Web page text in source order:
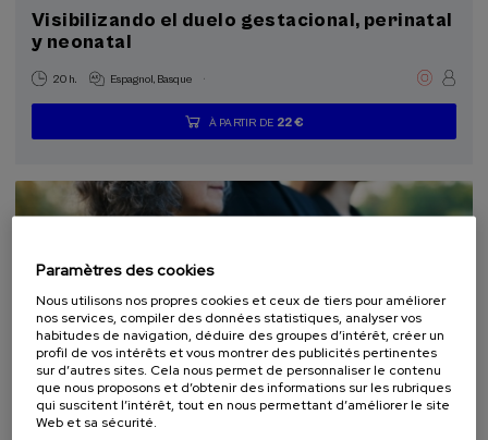
Visibilizando el duelo gestacional, perinatal
y neonatal
20 h. Espagnol Basque .
...
À PARTIR DE 22 €
Dernières
places
Gratuit
Date
passée
Liste
d'attente
Période
d'inscription
DROIT SOCIÉTÉ SANTÉ PSYCHOLOGIE
PHILOSOPHIE
COURS D'ÉTÉ
Paramètres des cookies
Nous utilisons nos propres cookies et ceux de tiers pour améliorer
nos services, compiler des données statistiques, analyser vos
habitudes de navigation, déduire des groupes d’intérêt, créer un
profil de vos intérêts et vous montrer des publicités pertinentes
sur d’autres sites. Cela nous permet de personnaliser le contenu
que nous proposons et d’obtenir des informations sur les rubriques
qui suscitent l’intérêt, tout en nous permettant d’améliorer le site
Web et sa sécurité.